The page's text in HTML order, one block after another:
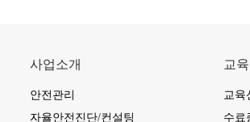
사업소개
안전관리
자율안전진단/컨설팅
교
교육
수료